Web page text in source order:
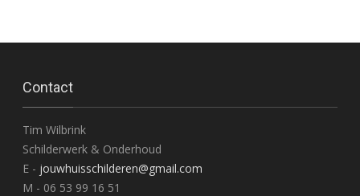
Contact
Tim Wilbrink
Schilderwerk & Onderhoud
E - jouwhuisschilderen@gmail.com
M - 06 53 99 16 51